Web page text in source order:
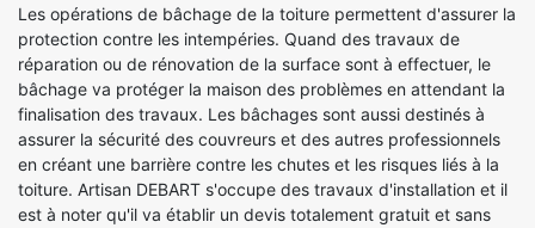
Les opérations de bâchage de la toiture permettent d'assurer la
protection contre les intempéries. Quand des travaux de
réparation ou de rénovation de la surface sont à effectuer, le
bâchage va protéger la maison des problèmes en attendant la
finalisation des travaux. Les bâchages sont aussi destinés à
assurer la sécurité des couvreurs et des autres professionnels
en créant une barrière contre les chutes et les risques liés à la
toiture. Artisan DEBART s'occupe des travaux d'installation et il
est à noter qu'il va établir un devis totalement gratuit et sans